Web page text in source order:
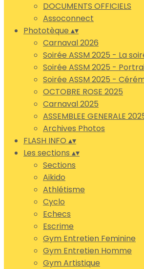
DOCUMENTS OFFICIELS
Assoconnect
Phototèque ▴▾
Carnaval 2026
Soirée ASSM 2025 - La
Soirée ASSM 2025 -
Soirée ASSM 2025 -
OCTOBRE ROSE 2025
Carnaval 2025
ASSEMBLEE GENERALE
Archives Photos
FLASH INFO ▴▾
Les sections ▴▾
Sections
Aikido
Athlétisme
Cyclo
Echecs
Escrime
Gym Entretien Feminine
Gym Entretien Homme
Gym Artistique